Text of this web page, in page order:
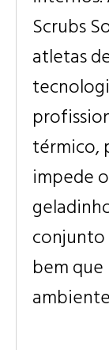
Scrubs
atletas
térmico,
impede
conjunto
bem